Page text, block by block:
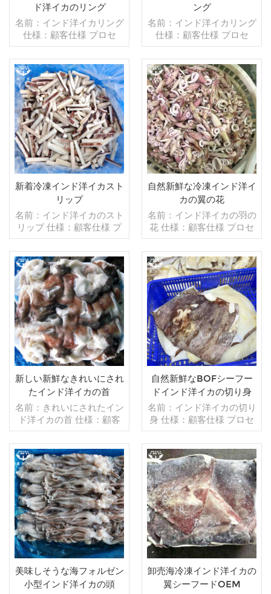
ド洋イカのリング
名前：インド洋イカリング
仕様：顧客仕様 プロセ
ス：ゆで グレージング：
IQF 40％（カスタマイズ
可能） 包装：1kg/バッ
グ,10kg /織りバッグ（カ
スタマイズ可能） 販売モ
デル：卸売/輸出 min .注
文：20フィートコンテ
ナ/40フィートコンテナ 支
払い：TT/С確認された取
消不能のLCを一目で 発
送：入金確認後20日以内
起源：中国 ブランド：fu
wang hang
続きを読む
ング
名前：インド洋イカリング
仕様：顧客仕様 プロセ
ス：カット グレージン
グ：IQF 40％（カスタマ
イズ可能） 包装：1kg/バ
ッグ,10kg /織りバッグ
（カスタマイズ可能） 販
売モデル：卸売/輸出 min .
注文：20フィートコンテ
ナ/40フィートコンテナ 支
払い：TT/С確認された取
消不能のLCを一目で 発
送：入金確認後20日以内
起源：中国 ブランド：fu
wang hang
続きを読む
新着冷凍インド洋イカスト
リップ
名前：インド洋イカのスト
リップ 仕様：顧客仕様 プ
ロセス：カット グレージ
ング：IQF 40％（カスタ
マイズ可能） 包装：1kg/
バッグ,10kg /織りバッグ
（カスタマイズ可能） 販
売モデル：卸売/輸出 min .
注文：20フィートコンテ
ナ/40フィートコンテナ 支
払い：TT/С確認された取
消不能のLCを一目で 発
送：入金確認後20日以内
起源：中国 ブランド：fu
wang hang
続きを読む
自然新鮮な冷凍インド洋イ
カの翼の花
名前：インド洋イカの羽の
花 仕様：顧客仕様 プロセ
ス：ブランチング, グレー
ジング：IQF 40％（カス
タマイズ可能） 包装：
1kg/バッグ,10kg /織りバ
ッグ（カスタマイズ可能）
販売モデル：卸売/輸出
min .注文：20フィートコ
ンテナ/40フィートコンテ
ナ 支払い：TT/С確認され
た取消不能のLCを一目で
発送：入金確認後20日以
内 起源：中国 ブランド：
fu wang hang
続きを読む
新しい新鮮なきれいにされ
たインド洋イカの首
名前：きれいにされたイン
ド洋イカの首 仕様：顧客
仕様 プロセス：洗浄済み
グレージング：BQF 40％
（カスタマイズ可能） 包
装：1kg/バッグ,10kg /織
りバッグ（カスタマイズ可
能） 販売モデル：卸売/輸
出 min .注文：20フィート
コンテナ/40フィートコン
テナ 支払い：TT/С確認さ
れた取消不能のLCを一目
で 発送：入金確認後20日
以内 起源：中国 ブラン
ド：fu wang hang
続きを読む
自然新鮮なBOFシーフー
ドインド洋イカの切り身
名前：インド洋イカの切り
身 仕様：顧客仕様 プロセ
ス：カット グレージン
グ：BQF 40％（カスタマ
イズ可能） 包装：1kg/バ
ッグ,10kg /織りバッグ
（カスタマイズ可能） 販
売モデル：卸売/輸出 min .
注文：20フィートコンテ
ナ/40フィートコンテナ 支
払い：TT/С確認された取
消不能のLCを一目で 発
送：入金確認後20日以内
起源：中国 ブランド：fu
wang hang
続きを読む
美味しそうな海フォルゼン
小型インド洋イカの頭
卸売海冷凍インド洋イカの
翼シーフードOEM